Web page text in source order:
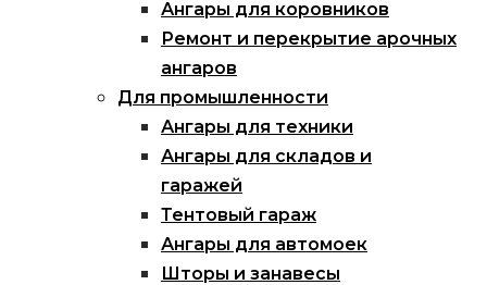
Ангары для коровников
Ремонт и перекрытие арочных
ангаров
Для промышленности
Ангары для техники
Ангары для складов и
гаражей
Тентовый гараж
Ангары для автомоек
Шторы и занавесы